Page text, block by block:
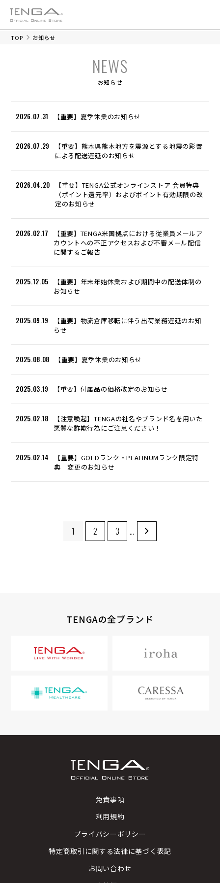
TOP お知らせ
NEWS
お知らせ
2026.07.31 【重要】夏季休業のお知らせ
2026.07.29
【重要】熊本県熊本地方を震源とする地震の影響
による配送遅延のお知らせ
2026.04.20
【重要】TENGA公式オンラインストア 会員特典
（ポイント還元率）およびポイント有効期限の改
定のお知らせ
2026.02.17
【重要】TENGA米国拠点における従業員メールア
カウントへの不正アクセスおよび不審メール配信
に関するご報告
2025.12.05
【重要】年末年始休業および期間中の配送体制の
お知らせ
2025.09.19
【重要】物流倉庫移転に伴う出荷業務遅延のお知
らせ
2025.08.08 【重要】夏季休業のお知らせ
2025.03.19 【重要】付属品の価格改定のお知らせ
2025.02.18
【注意喚起】TENGAの社名やブランド名を用いた
悪質な詐欺行為にご注意ください！
2025.02.14
【重要】GOLDランク・PLATINUMランク限定特
典 変更のお知らせ
1 2 3 …
TENGAの全ブランド
免責事項
利用規約
プライバシーポリシー
特定商取引に関する法律に基づく表記
お問い合わせ